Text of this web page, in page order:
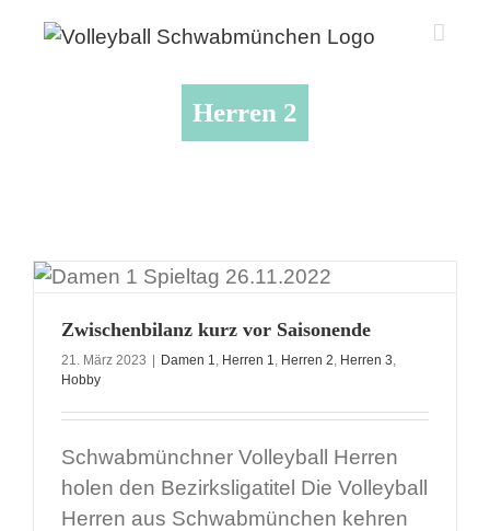
Inhalt
Herren 2
Zwischenbilanz kurz vor Saisonende
21. März 2023 Damen 1, Herren 1, Herren 2, Herren 3,
Hobby
Schwabmünchner Volleyball Herren
holen den Bezirksligatitel Die Volleyball
Herren aus Schwabmünchen kehren